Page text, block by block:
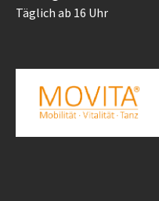
Täglich ab 16 Uhr